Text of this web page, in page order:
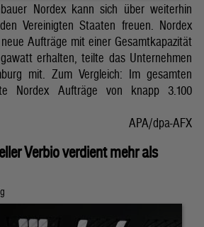
Nordex kann sich über weiterhin
Vereinigten Staaten freuen. Nordex
Aufträge mit einer Gesamtkapazität
erhalten, teilte das Unternehmen
mit. Zum Vergleich: Im gesamten
Nordex Aufträge von knapp 3.100
APA/dpa-AFX
Verbio verdient mehr als